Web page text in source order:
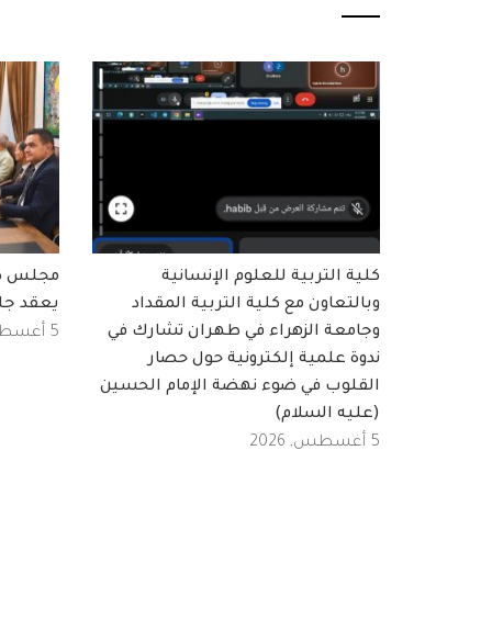
كلية التربية للعلوم الإنسانية
وبالتعاون مع كلية التربية المقداد
وجامعة الزهراء في طهران تشارك في
ندوة علمية إلكترونية حول حصار
القلوب في ضوء نهضة الإمام الحسين
(عليه السلام)
5 أغسطس, 2026
مجلس
يعقد
5 أغسطس, 2026